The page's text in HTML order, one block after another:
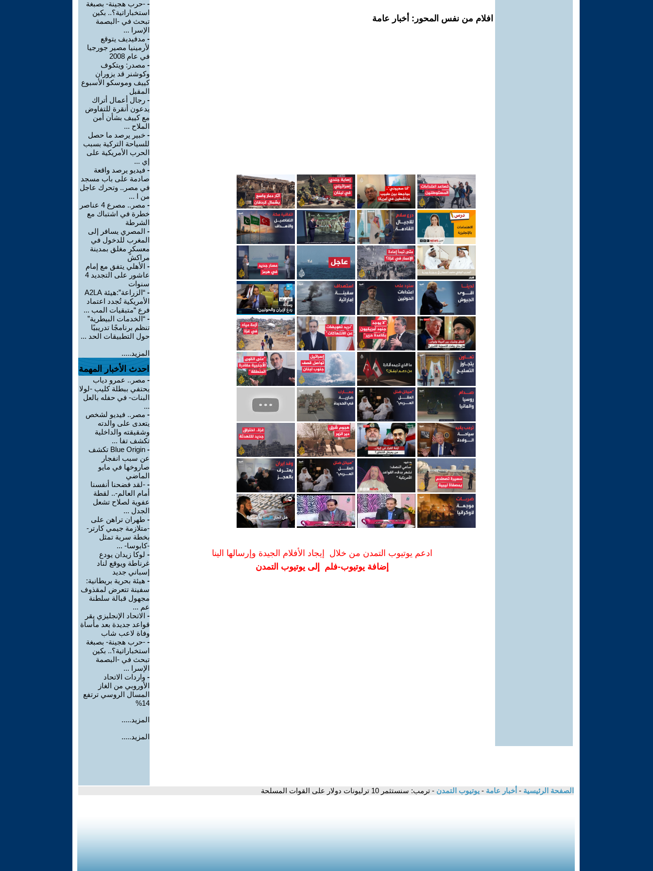
افلام من نفس المحور: أخبار عامة
ادعم يوتيوب التمدن من خلال إيجاد الأفلام الجيدة وإرسالها الينا
إضافة يوتيوب-فلم إلى يوتيوب التمدن
- -حرب هجينة- بصبغة
استخباراتية؟.. بكين
تبحث في -البصمة
الإسرا ...
- مدفيديف يتوقع
لأرمينيا مصير جورجيا
في عام 2008
- مصدر: ويتكوف
وكوشنر قد يزوران
كييف وموسكو الأسبوع
المقبل
- رجال أعمال أتراك
يدعون أنقرة للتفاوض
مع كييف بشأن أمن
الملاح ...
- خبير يرصد ما حصل
للسياحة التركية بسبب
الحرب الأمريكية على
إي ...
- فيديو يرصد واقعة
صادمة على باب مسجد
في مصر.. وتحرك عاجل
من ا ...
-
مصر.. مصرع 4 عناصر
خطرة في اشتباك مع
الشرطة
- المصري يسافر إلى
المغرب للدخول في
معسكرٍ مغلق بمدينة
مراكش
- الأهلي يتفق مع إمام
عاشور على التجديد 4
سنوات
-
“الزراعة”:هيئة A2LA
الأمريكية تُجدد اعتماد
فرع “متبقيات المب ...
- “الخدمات البيطرية”
تنظم برنامجًا تدريبيًا
حول التطبيقات الحد ...
المزيد.....
احدث الأخبار المهمة
- مصر.. عمرو دياب
يحتفي ببطلة كليب -لولا
البنات- في حفله بالعل
...
- مصر.. فيديو لشخص
يتعدى على والدته
وشقيقته والداخلية
تكشف تفا ...
-
Blue Origin تكشف
عن سبب انفجار
صاروخها في مايو
الماضي
- -لقد فضحنا أنفسنا
أمام العالم-.. لقطة
عفوية لصلاح تشعل
الجدل ...
- طهران تراهن على
-متلازمة جيمي كارتر-
بخطة سرية تمثل
-كابوسا- ...
- لوكا زيدان يودع
غرناطة ويوقع لناد
إسباني جديد
- هيئة بحرية بريطانية:
سفينة تتعرض لمقذوف
مجهول قبالة سلطنة
عم ...
- الاتحاد الإنجليزي يقر
قواعد جديدة بعد مأساة
وفاة لاعب شاب
- -حرب هجينة- بصبغة
استخباراتية؟.. بكين
تبحث في -البصمة
الإسرا ...
- واردات الاتحاد
الأوروبي من الغاز
المسال الروسي ترتفع
14%
المزيد.....
المزيد.....
الصفحة الرئيسية - أخبار عامة - يوتيوب التمدن - ترمب: سنستثمر 10 ترليونات دولار على القوات المسلحة